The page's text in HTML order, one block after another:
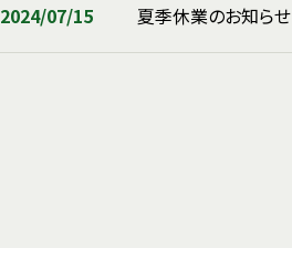
2024/07/15 夏季休業のお知らせ